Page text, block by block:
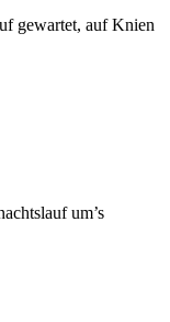
gewartet, auf Knien
um’s